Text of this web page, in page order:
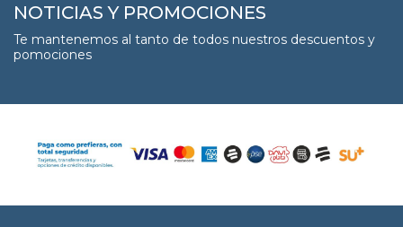
NOTICIAS Y PROMOCIONES
Te mantenemos al tanto de todos nuestros descuentos y
pomociones